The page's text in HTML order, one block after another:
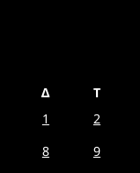
Δ Τ
1
2
8
9